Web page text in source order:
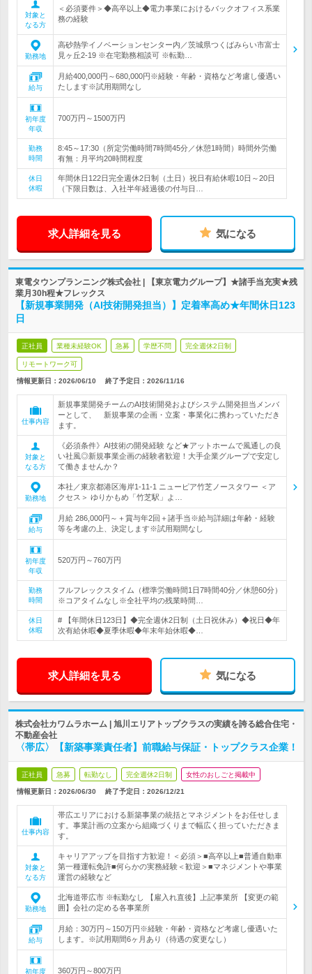
対象と
なる方
＜必須要件＞◆高卒以上◆電力事業におけるバックオフィス系業
務の経験
勤務地
高砂熱学イノベーションセンター内／茨城県つくばみらい市富士
見ヶ丘2-19 ※在宅勤務相談可 ※転勤…
給与
月給400,000円～680,000円※経験・年齢・資格など考慮し優遇い
たします※試用期間なし
初年度
年収
700万円～1500万円
勤務
時間
8:45～17:30（所定労働時間7時間45分／休憩1時間）時間外労働
有無：月平均20時間程度
休日
休暇
年間休日122日完全週休2日制（土日）祝日有給休暇10日～20日
（下限日数は、入社半年経過後の付与日…
求人詳細を見る 気になる
東電タウンプランニング株式会社 | 【東京電力グループ】★諸手当充実★残
業月30h程★フレックス
【新規事業開発（AI技術開発担当）】定着率高め★年間休日123
日
正社員 業種未経験OK 急募 学歴不問 完全週休2日制
リモートワーク可
情報更新日：2026/06/10 終了予定日： 2026/11/16
仕事内容
新規事業開発チームのAI技術開発およびシステム開発担当メンバ
ーとして、 新規事業の企画・立案・事業化に携わっていただき
ます。
対象と
なる方
《必須条件》AI技術の開発経験 など★アットホームで風通しの良
い社風◎新規事業企画の経験者歓迎！大手企業グループで安定し
て働きませんか？
勤務地
本社／東京都港区海岸1-11-1 ニューピア竹芝ノースタワー ＜ア
クセス＞ ゆりかもめ「竹芝駅」よ…
給与
月給 286,000円～＋賞与年2回＋諸手当※給与詳細は年齢・経験
等を考慮の上、決定します※試用期間なし
初年度
年収
520万円～760万円
勤務
時間
フルフレックスタイム（標準労働時間1日7時間40分／休憩60分）
※コアタイムなし※全社平均の残業時間…
休日
休暇
# 【年間休日123日】◆完全週休2日制（土日祝休み）◆祝日◆年
次有給休暇◆夏季休暇◆年末年始休暇◆…
求人詳細を見る 気になる
株式会社カワムラホーム | 旭川エリアトップクラスの実績を誇る総合住宅・
不動産会社
〈帯広〉【新築事業責任者】前職給与保証・トップクラス企業！
正社員 急募 転勤なし 完全週休2日制 女性のおしごと掲載中
情報更新日：2026/06/30 終了予定日： 2026/12/21
仕事内容
帯広エリアにおける新築事業の統括とマネジメントをお任せしま
す。事業計画の立案から組織づくりまで幅広く担っていただきま
す。
対象と
なる方
キャリアアップを目指す方歓迎！＜必須＞■高卒以上■普通自動車
第一種運転免許■何らかの実務経験＜歓迎＞■マネジメントや事業
運営の経験など
勤務地
北海道帯広市 ※転勤なし 【雇入れ直後】上記事業所 【変更の範
囲】会社の定める各事業所
給与
月給：30万円～150万円※経験・年齢・資格など考慮し優遇いた
します。※試用期間6ヶ月あり（待遇の変更なし）
初年度
360万円～800万円